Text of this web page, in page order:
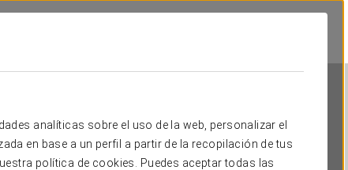
analíticas sobre el uso de la web, personalizar el
en base a un perfil a partir de la recopilación de tus
política de cookies. Puedes aceptar todas las